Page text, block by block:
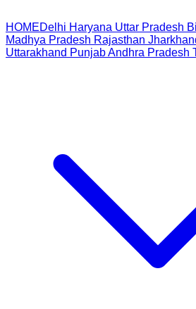
HOMEDelhi Haryana Uttar Pradesh
Madhya Pradesh Rajasthan
Uttarakhand PunjabAndhra Pradesh